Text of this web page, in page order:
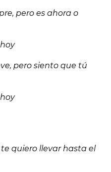
pero es ahora o
pero siento que tú
quiero llevar hasta el